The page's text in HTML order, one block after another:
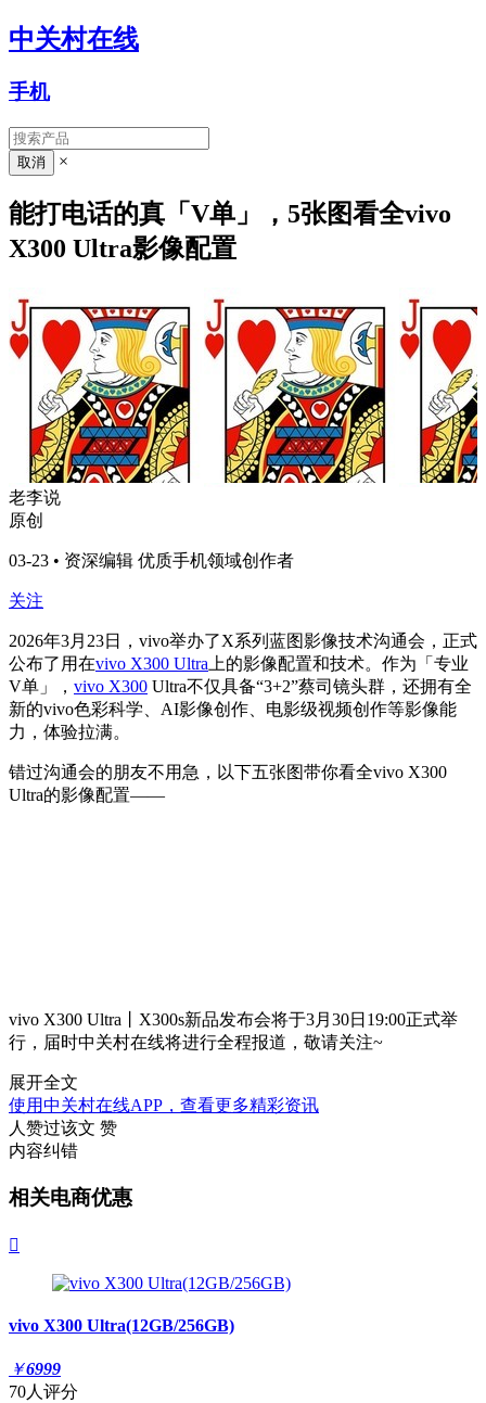
中关村在线
手机
×
能打电话的真「V单」，5张图看全vivo
X300 Ultra影像配置
老李说
原创
03-23 • 资深编辑 优质手机领域创作者
关注
2026年3月23日，vivo举办了X系列蓝图影像技术沟通会，正式
公布了用在vivo X300 Ultra 上的影像配置和技术。作为「专业
V单」， vivo X300 Ultra不仅具备“3+2”蔡司镜头群，还拥有全
新的vivo色彩科学、AI影像创作、电影级视频创作等影像能
力，体验拉满。
错过沟通会的朋友不用急，以下五张图带你看全vivo X300
Ultra的影像配置——
vivo X300 Ultra丨X300s新品发布会将于3月30日19:00正式举
行，届时中关村在线将进行全程报道，敬请关注~
展开全文
使用中关村在线APP，查看更多精彩资讯
人赞过该文 赞
内容纠错
相关电商优惠

vivo X300 Ultra(12GB/256GB)
￥6999
70人评分